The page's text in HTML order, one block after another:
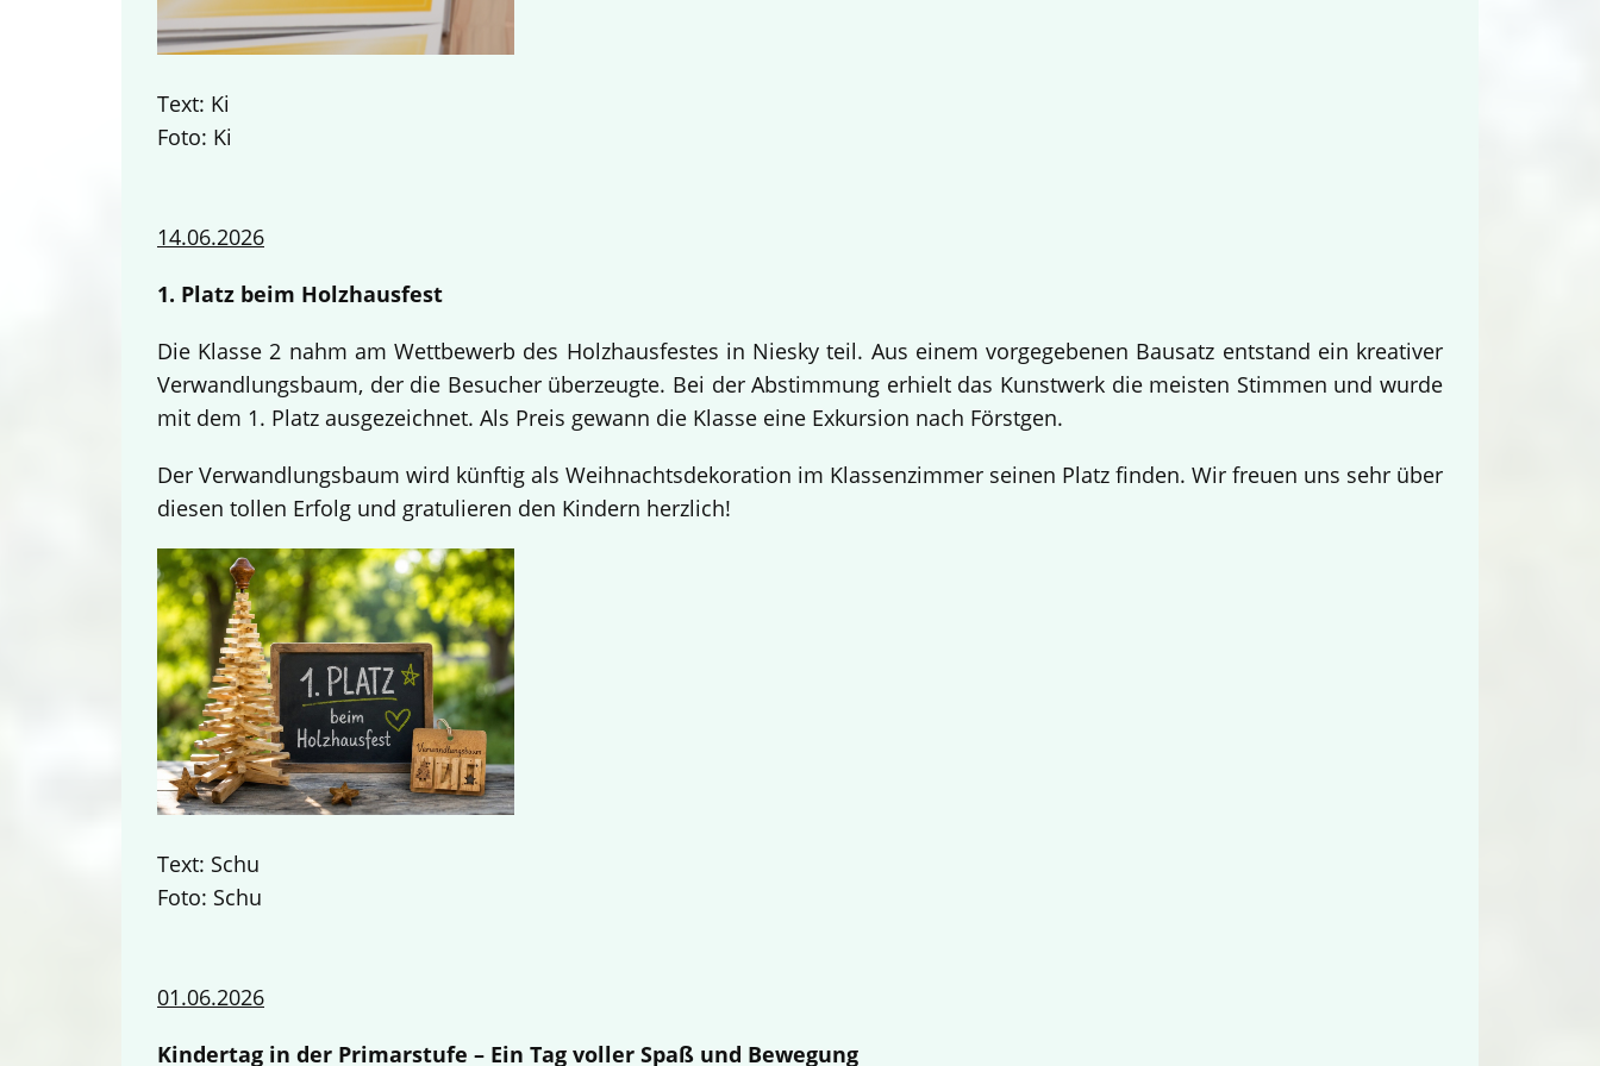
Text: Ki
Foto: Ki
14.06.2026
1. Platz beim Holzhausfest
Die Klasse 2 nahm am Wettbewerb des Holzhausfestes in Niesky teil. Aus einem vorgegebenen Bausatz entstand ein kreativer
Verwandlungsbaum, der die Besucher überzeugte. Bei der Abstimmung erhielt das Kunstwerk die meisten Stimmen und wurde
mit dem 1. Platz ausgezeichnet. Als Preis gewann die Klasse eine Exkursion nach Förstgen.
Der Verwandlungsbaum wird künftig als Weihnachtsdekoration im Klassenzimmer seinen Platz finden. Wir freuen uns sehr über
diesen tollen Erfolg und gratulieren den Kindern herzlich!
Text: Schu
Foto: Schu
01.06.2026
Kindertag in der Primarstufe – Ein Tag voller Spaß und Bewegung